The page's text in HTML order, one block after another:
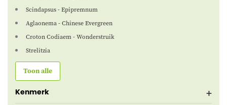
Scindapsus - Epipremnum
Aglaonema - Chinese Evergreen
Croton Codiaem - Wonderstruik
Strelitzia
Toon alle
Kenmerk